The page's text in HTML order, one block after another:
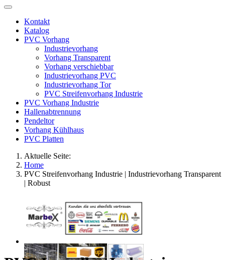
Kontakt
Katalog
PVC Vorhang
Industrievorhang
Vorhang Transparent
Vorhang verschiebbar
Industrievorhang PVC
Industrievorhang Tor
PVC Streifenvorhang Industrie
PVC Vorhang Industrie
Hallenabtrennung
Pendeltor
Vorhang Kühlhaus
PVC Platten
Aktuelle Seite:
Home
PVC Streifenvorhang Industrie | Industrievorhang Transparent
| Robust